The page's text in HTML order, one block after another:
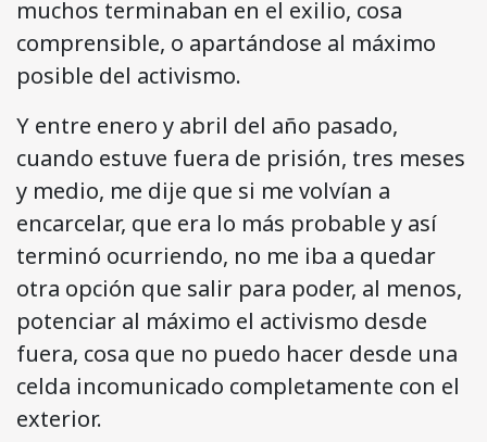
muchos terminaban en el exilio, cosa
comprensible, o apartándose al máximo
posible del activismo.
Y entre enero y abril del año pasado,
cuando estuve fuera de prisión, tres meses
y medio, me dije que si me volvían a
encarcelar, que era lo más probable y así
terminó ocurriendo, no me iba a quedar
otra opción que salir para poder, al menos,
potenciar al máximo el activismo desde
fuera, cosa que no puedo hacer desde una
celda incomunicado completamente con el
exterior.